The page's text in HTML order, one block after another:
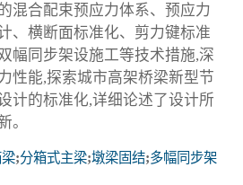
混合配束预应力体系、预应力
、横断面标准化、剪力键标准
幅同步架设施工等技术措施,深
性能,探索城市高架桥梁新型节
计的标准化,详细论述了设计所
。
;分箱式主梁;墩梁固结;多幅同步架